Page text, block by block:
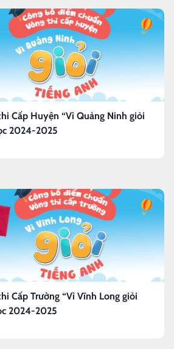
Cấp Huyện “Vì Quảng Ninh giỏi
2024-2025
Cấp Trường “Vì Vĩnh Long giỏi
2024-2025